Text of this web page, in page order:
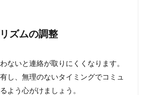
ズムの調整
ないと連絡が取りにくくなります。
し、無理のないタイミングでコミュ
よう心がけましょう。